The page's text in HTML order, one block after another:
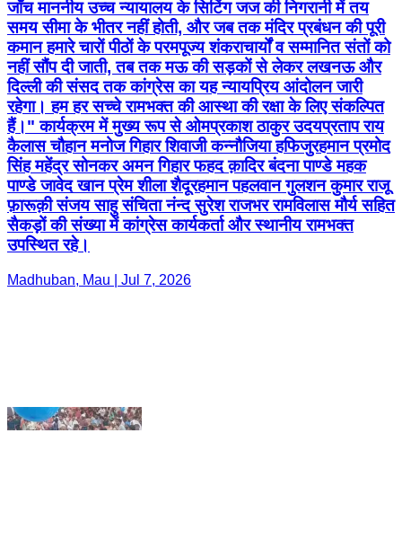
हैं।" कार्यक्रम में मुख्य रूप से ओमप्रकाश ठाकुर उदयप्रताप राय
कैलास चौहान मनोज गिहार शिवाजी कन्नौजिया हफिजुरहमान प्रमोद
सिंह महेंद्र सोनकर अमन गिहार फहद क़ादिर बंदना पाण्डे महक
पाण्डे जावेद खान प्रेम शीला शैदूरहमान पहलवान गुलशन कुमार राजू
फ़ारूक़ी संजय साहु संचिता नंन्द सुरेश राजभर रामविलास मौर्य सहित
सैकड़ों की संख्या में कांग्रेस कार्यकर्ता और स्थानीय रामभक्त
उपस्थित रहे।
Madhuban, Mau | Jul 7, 2026